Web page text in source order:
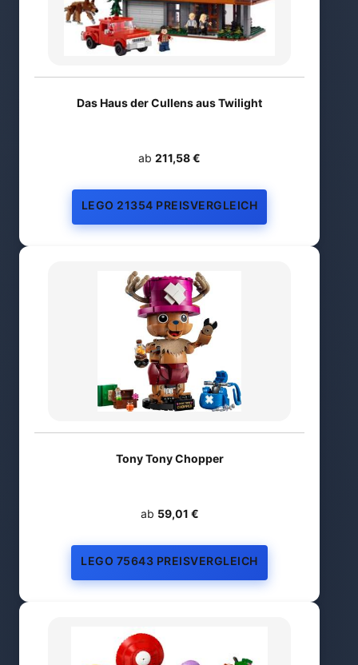
Das Haus der Cullens aus Twilight
ab 211,58 €
LEGO 21354 PREISVERGLEICH
Tony Tony Chopper
ab 59,01 €
LEGO 75643 PREISVERGLEICH